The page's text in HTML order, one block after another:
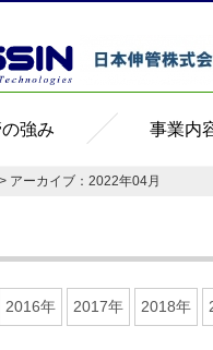
強み 事業内
> アーカイブ：2022年04月
2016年 2017年 2018年